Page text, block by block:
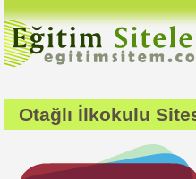
Otağlı İlkokulu